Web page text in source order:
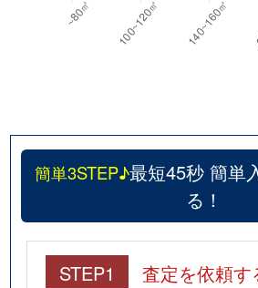
簡単3STEP♪最短45秒 簡単
る！
STEP1 査定を依頼す